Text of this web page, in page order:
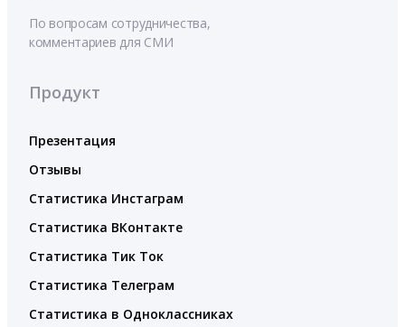
По вопросам сотрудничества,
комментариев для СМИ
Продукт
Презентация
Отзывы
Статистика Инстаграм
Статистика ВКонтакте
Статистика Тик Ток
Статистика Телеграм
Статистика в Одноклассниках